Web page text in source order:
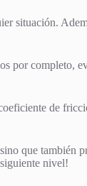
situación.
por completo,
de
que también
nivel!